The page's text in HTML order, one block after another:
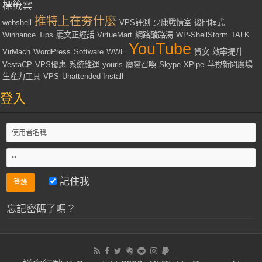
標籤雲
webshell 推特上在夯什麼 VPS評測 少康戰情室 後門程式
Winhance Tips 麗文正經話 VirtueMart 網路酸路湯 WP-ShellStorm TALK
VirMach WordPress Software WWE YouTube 資安 效率提升
VestaCP VPS優惠 系統維運 yourls 魔靈召喚 Skype XPipe 華視新聞廣場
生產力工具 VPS Unattended Install
登入
記住我
忘記密碼了嗎？